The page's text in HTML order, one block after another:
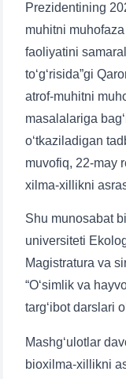
Prezidentining
muhitni
faoliyatini
toʻgʻrisida”gi
atrof-muhitni
masalalariga
oʻtkaziladigan
muvofiq, 22-may
xilma-xillikni
Shu munosabat
universiteti
Magistratura va
“O‘simlik va
targ‘ibot darslari
Mashg‘ulotlar
bioxilma-xillikni